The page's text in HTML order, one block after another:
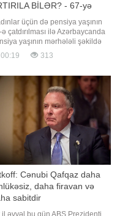
BİLƏR? - 67-yə
üçün də pensiya yaşının
çatdırılması ilə Azərbaycanda
yaşının mərhələli şəkildə
prosesi başa çatıb.
belə, demoqrafik və
xüsusilə də kişilər üçün
yaşının yenidən artırılıb-
müzakirə mövzusu
00:19 313
Cənubi Qafqaz daha
daha firavan və
sabitdir